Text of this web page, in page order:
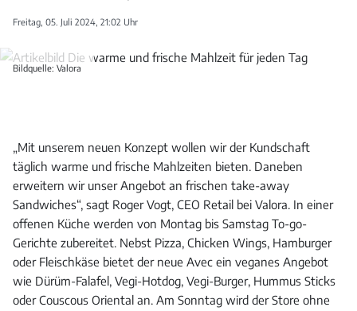
Freitag, 05. Juli 2024, 21:02 Uhr
Bildquelle: Valora
„Mit unserem neuen Konzept wollen wir der Kundschaft
täglich warme und frische Mahlzeiten bieten. Daneben
erweitern wir unser Angebot an frischen take-away
Sandwiches“, sagt Roger Vogt, CEO Retail bei Valora. In einer
offenen Küche werden von Montag bis Samstag To-go-
Gerichte zubereitet. Nebst Pizza, Chicken Wings, Hamburger
oder Fleischkäse bietet der neue Avec ein veganes Angebot
wie Dürüm-Falafel, Vegi-Hotdog, Vegi-Burger, Hummus Sticks
oder Couscous Oriental an. Am Sonntag wird der Store ohne